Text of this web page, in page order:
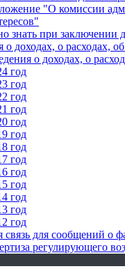
"О комиссии
знать при
о доходах, о расходах,
о доходах, о
год
год
год
год
год
год
год
год
год
год
год
год
год
связь для сообщений о
регулирующего